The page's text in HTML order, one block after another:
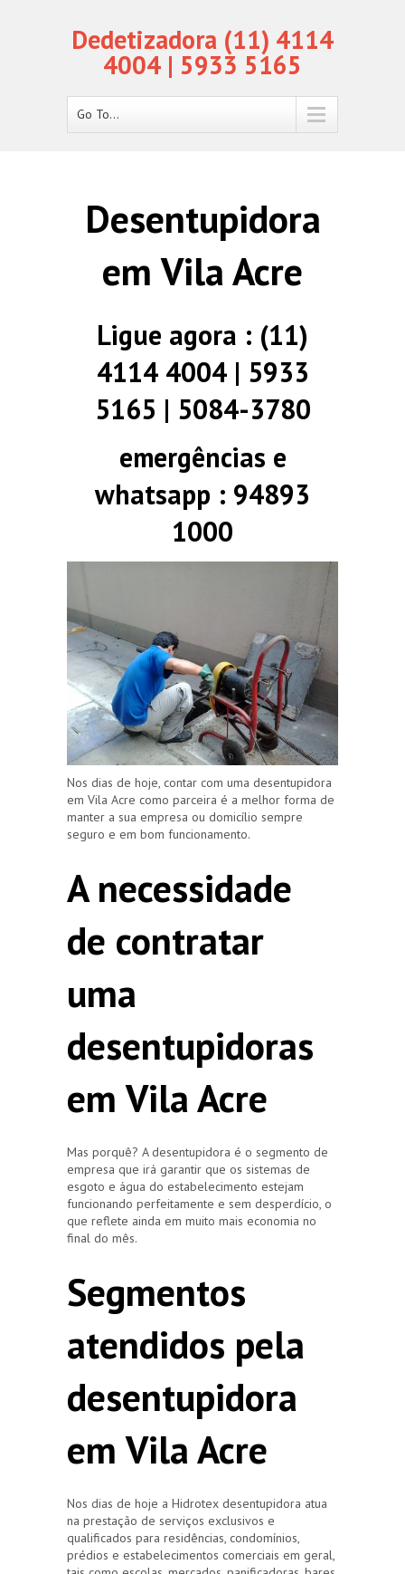
Dedetizadora (11) 4114
4004 | 5933 5165
Go To...
Desentupidora
em Vila Acre
Ligue agora : (11)
4114 4004 | 5933
5165 | 5084-3780
emergências e
whatsapp : 94893
1000
Nos dias de hoje, contar com uma desentupidora
em Vila Acre como parceira é a melhor forma de
manter a sua empresa ou domicílio sempre
seguro e em bom funcionamento.
A necessidade
de contratar
uma
desentupidoras
em Vila Acre
Mas porquê? A desentupidora é o segmento de
empresa que irá garantir que os sistemas de
esgoto e água do estabelecimento estejam
funcionando perfeitamente e sem desperdício, o
que reflete ainda em muito mais economia no
final do mês.
Segmentos
atendidos pela
desentupidora
em Vila Acre
Nos dias de hoje a Hidrotex desentupidora atua
na prestação de serviços exclusivos e
qualificados para residências, condomínios,
prédios e estabelecimentos comerciais em geral,